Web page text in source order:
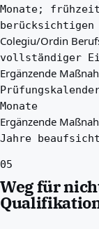
Monate;
berücksichtigen
Colegiu/Ordin
vollständiger
Ergänzende
Monate
Ergänzende
Jahre
05
Weg für